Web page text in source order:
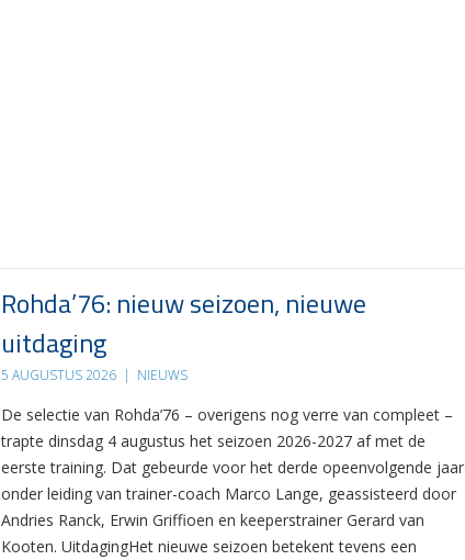
Rohda’76: nieuw seizoen, nieuwe
uitdaging
5 AUGUSTUS 2026 | NIEUWS
De selectie van Rohda’76 – overigens nog verre van compleet –
trapte dinsdag 4 augustus het seizoen 2026-2027 af met de
eerste training. Dat gebeurde voor het derde opeenvolgende jaar
onder leiding van trainer-coach Marco Lange, geassisteerd door
Andries Ranck, Erwin Griffioen en keeperstrainer Gerard van
Kooten. UitdagingHet nieuwe seizoen betekent tevens een